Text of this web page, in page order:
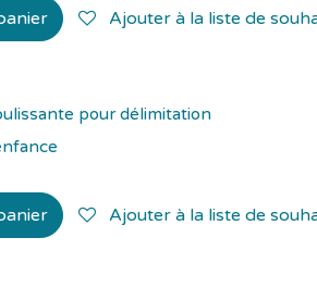
Ajouter à la liste de
pour délimitation
Ajouter à la liste de